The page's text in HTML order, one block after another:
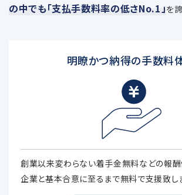
の中でも「支払手数料率の低さNo.1」を
明瞭かつ納得の手数料
創業以来変わらない着手金無料などの報酬
企業と基本合意に至るまで無料で支援致し